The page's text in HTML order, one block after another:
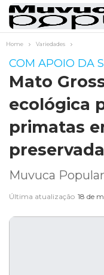
Home Variedades
COM APOIO DA
Mato
ecológica
primatas
preservada
Muvuca Popular
Última atualização 18 de